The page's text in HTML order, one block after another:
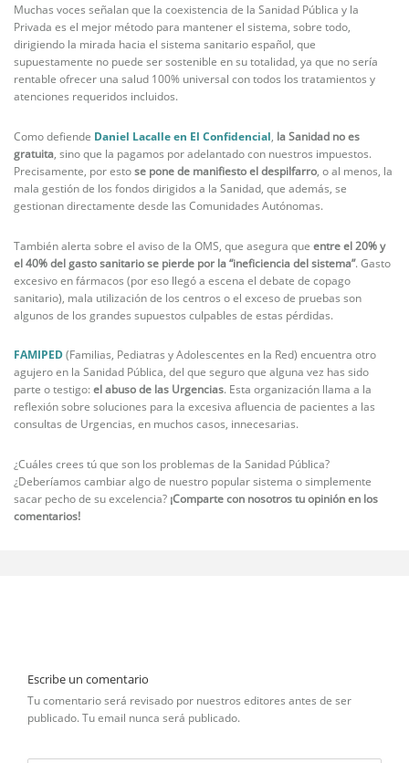
Muchas voces señalan que la coexistencia de la Sanidad Pública y la
Privada es el mejor método para mantener el sistema, sobre todo,
dirigiendo la mirada hacia el sistema sanitario español, que
supuestamente no puede ser sostenible en su totalidad, ya que no sería
rentable ofrecer una salud 100% universal con todos los tratamientos y
atenciones requeridos incluidos.
Como defiende Daniel Lacalle en El Confidencial, la Sanidad no es
gratuita, sino que la pagamos por adelantado con nuestros impuestos.
Precisamente, por estose pone de manifiesto el despilfarro, o al menos, la
mala gestión de los fondos dirigidos a la Sanidad, que además, se
gestionan directamente desde las Comunidades Autónomas.
También alerta sobre el aviso de la OMS, que asegura que entre el 20% y
el 40% del gasto sanitario se pierde por la “ineficiencia del sistema”. Gasto
excesivo en fármacos (por eso llegó a escena el debate de copago
sanitario), mala utilización de los centros o el exceso de pruebas son
algunos de los grandes supuestos culpables de estas pérdidas.
FAMIPED(Familias, Pediatras y Adolescentes en la Red) encuentra otro
agujero en la Sanidad Pública, del que seguro que alguna vez has sido
parte o testigo:el abuso de las Urgencias. Esta organización llama a la
reflexión sobre soluciones para la excesiva afluencia de pacientes a las
consultas de Urgencias, en muchos casos, innecesarias.
¿Cuáles crees tú que son los problemas de la Sanidad Pública?
¿Deberíamos cambiar algo de nuestro popular sistema o simplemente
sacar pecho de su excelencia? ¡Comparte con nosotros tu opinión en los
comentarios!
Escribe un comentario
Tu comentario será revisado por nuestros editores antes de ser
publicado. Tu email nunca será publicado.